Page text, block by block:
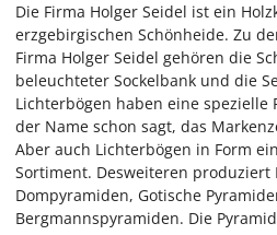
Die Firma Holger Seidel ist ein
erzgebirgischen Schönheide. Zu
Firma Holger Seidel gehören die
beleuchteter Sockelbank und die
Lichterbögen haben eine
der Name schon sagt, das
Aber auch Lichterbögen in Form
Sortiment. Desweiteren produziert
Dompyramiden, Gotische
Bergmannspyramiden. Die